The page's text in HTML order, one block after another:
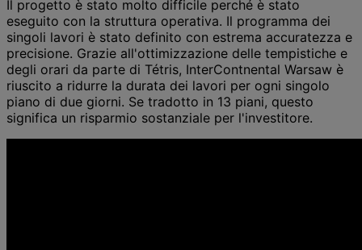
Il progetto è stato molto difficile perché è stato
eseguito con la struttura operativa. Il programma dei
singoli lavori è stato definito con estrema accuratezza e
precisione. Grazie all'ottimizzazione delle tempistiche e
degli orari da parte di Tétris, InterContnental Warsaw è
riuscito a ridurre la durata dei lavori per ogni singolo
piano di due giorni. Se tradotto in 13 piani, questo
significa un risparmio sostanziale per l'investitore.